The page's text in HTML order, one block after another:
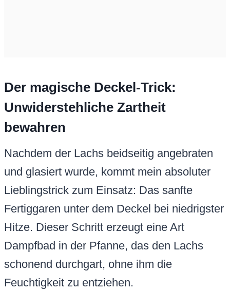
Der magische Deckel-Trick:
Unwiderstehliche Zartheit
bewahren
Nachdem der Lachs beidseitig angebraten
und glasiert wurde, kommt mein absoluter
Lieblingstrick zum Einsatz: Das sanfte
Fertiggaren unter dem Deckel bei niedrigster
Hitze. Dieser Schritt erzeugt eine Art
Dampfbad in der Pfanne, das den Lachs
schonend durchgart, ohne ihm die
Feuchtigkeit zu entziehen.